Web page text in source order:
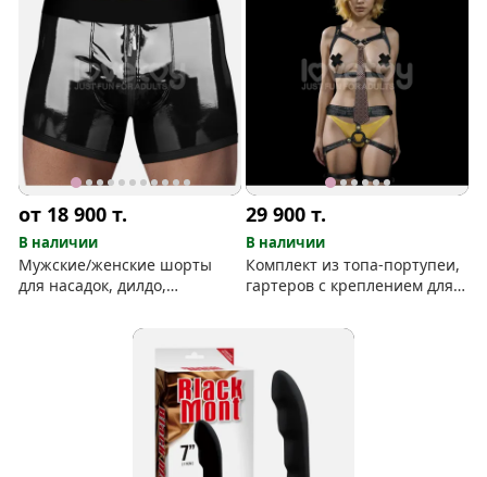
от 18 900т.
В наличии
Мужские/женские шорты
для насадок, дилдо,
29 900т.
В наличии
Комплект из топа-портупеи,
гартеров с креплением для